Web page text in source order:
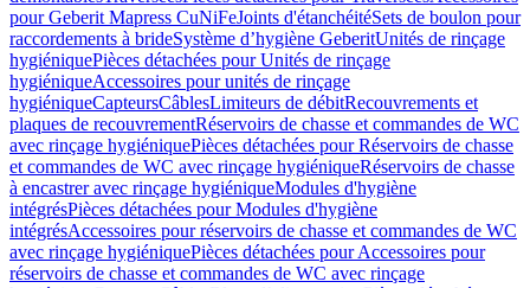
pour Geberit Mapress CuNiFeJoints d'étanchéitéSets de boulon pour
raccordements à brideSystème d’hygiène GeberitUnités de rinçage
hygiéniquePièces détachées pour Unités de rinçage
hygiéniqueAccessoires pour unités de rinçage
hygiéniqueCapteursCâblesLimiteurs de débitRecouvrements et
plaques de recouvrementRéservoirs de chasse et commandes de WC
avec rinçage hygiéniquePièces détachées pour Réservoirs de chasse
et commandes de WC avec rinçage hygiéniqueRéservoirs de chasse
à encastrer avec rinçage hygiéniqueModules d'hygiène
intégrésPièces détachées pour Modules d'hygiène
intégrésAccessoires pour réservoirs de chasse et commandes de WC
avec rinçage hygiéniquePièces détachées pour Accessoires pour
réservoirs de chasse et commandes de WC avec rinçage